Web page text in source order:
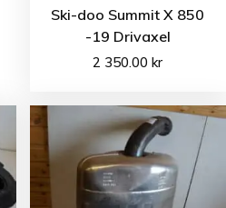
Ski-doo Summit X 850
-19 Drivaxel
2 350.00kr